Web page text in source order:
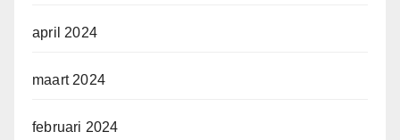
april 2024
maart 2024
februari 2024